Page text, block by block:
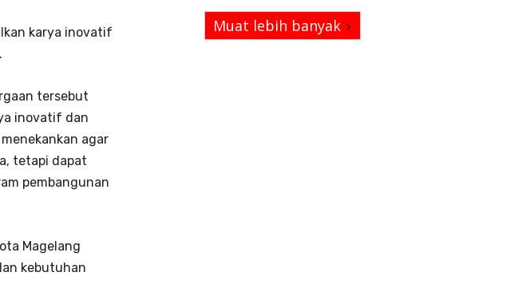
karya inovatif
tersebut
inovatif dan
agar
tetapi dapat
pembangunan
Magelang
kebutuhan
Muat lebih banyak